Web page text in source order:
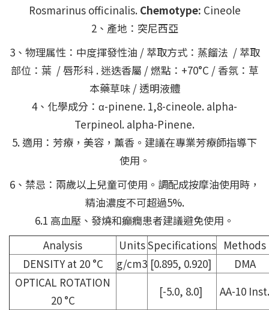
Rosmarinus officinalis. Chemotype: Cineole
2、產地：突尼西亞
3、物理属性：中度揮發性油 / 萃取方式：蒸餾法 / 萃取
部位：葉 / 唇形科 . 迷迭香屬 / 燃點：+70°C / 香氛：草
本藥草味 / 透明液體
4、化學成分：α-pinene. 1,8-cineole. alpha-
Terpineol. alpha-Pinene.
5. 適用：芳療，美容，薰香。建議在專業芳療師指導下
使用。
6、禁忌：兩歲以上兒童可使用。調配成按摩油使用時，
精油濃度不可超過5%.
6.1 高血壓、發燒和癲癇患者建議避免使用。
Analysis
UnitsSpecifications Methods
DENSITY at 20 °C
g/cm3 [0.895, 0.920]
DMA
OPTICAL ROTATION
20 °C
[-5.0, 8.0]
AA-10 Inst.